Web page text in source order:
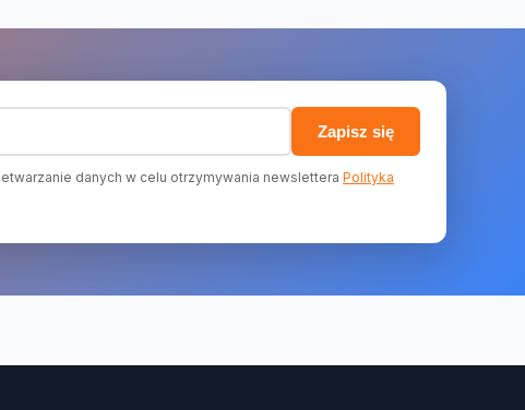
Zapisz się
danych w celu otrzymywania newslettera Polityka